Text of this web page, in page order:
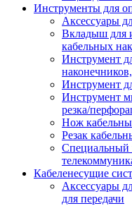
Инструменты для
Аксессуары
Вкладыш для
кабельных
Инструмент
Инструмент
Инструмент
резка/
Нож
Резак
Специальный
Кабеленесущие
Аксессуары
для передачи